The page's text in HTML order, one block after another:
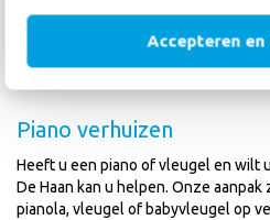
Accepteren en
Piano verhuizen
Heeft u een piano of vleugel en wilt
De Haan kan u helpen. Onze
pianola, vleugel of babyvleugel op